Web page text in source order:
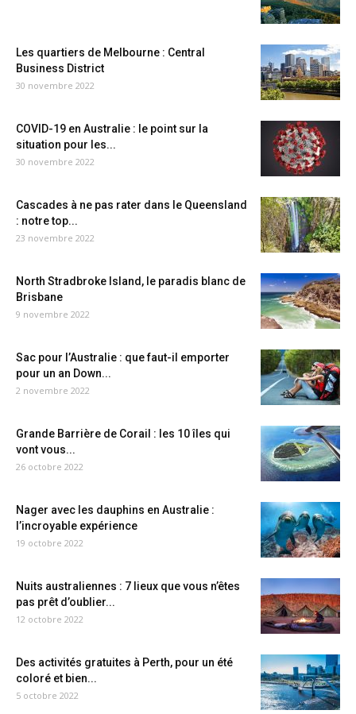
Les quartiers de Melbourne : Central
Business District
30 novembre 2022
COVID-19 en Australie : le point sur la
situation pour les...
30 novembre 2022
Cascades à ne pas rater dans le Queensland
: notre top...
23 novembre 2022
North Stradbroke Island, le paradis blanc de
Brisbane
9 novembre 2022
Sac pour l’Australie : que faut-il emporter
pour un an Down...
2 novembre 2022
Grande Barrière de Corail : les 10 îles qui
vont vous...
26 octobre 2022
Nager avec les dauphins en Australie :
l’incroyable expérience
19 octobre 2022
Nuits australiennes : 7 lieux que vous n’êtes
pas prêt d’oublier...
12 octobre 2022
Des activités gratuites à Perth, pour un été
coloré et bien...
5 octobre 2022